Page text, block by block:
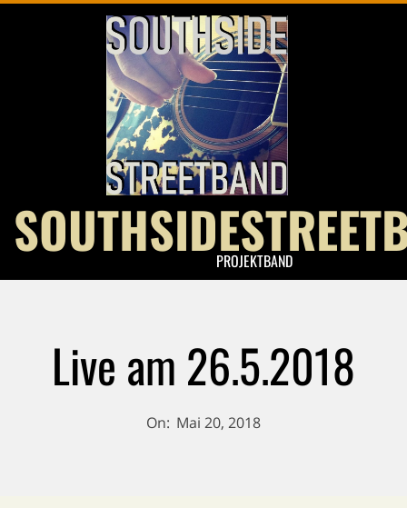
PROJEKTBAND
Live am 26.5.2018
On: Mai 20, 2018